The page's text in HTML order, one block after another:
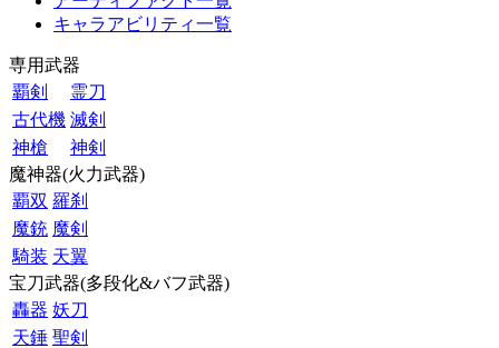
キャラアビリティ一覧
専用武器
覇剣
霊刀
古代機 滅剣
神槍
神剣
魔神器(火力武器)
覇双 羅刹
魔銃 魔剣
騎装 天翼
宝刀武器(多段化&バフ武器)
轟器 妖刀
天錘 聖剣